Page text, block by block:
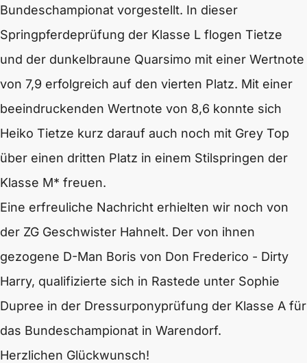
Bundeschampionat vorgestellt. In dieser
Springpferdeprüfung der Klasse L flogen Tietze
und der dunkelbraune Quarsimo mit einer Wertnote
von 7,9 erfolgreich auf den vierten Platz. Mit einer
beeindruckenden Wertnote von 8,6 konnte sich
Heiko Tietze kurz darauf auch noch mit Grey Top
über einen dritten Platz in einem Stilspringen der
Klasse M* freuen.
Eine erfreuliche Nachricht erhielten wir noch von
der ZG Geschwister Hahnelt. Der von ihnen
gezogene D-Man Boris von Don Frederico - Dirty
Harry, qualifizierte sich in Rastede unter Sophie
Dupree in der Dressurponyprüfung der Klasse A für
das Bundeschampionat in Warendorf.
Herzlichen Glückwunsch!